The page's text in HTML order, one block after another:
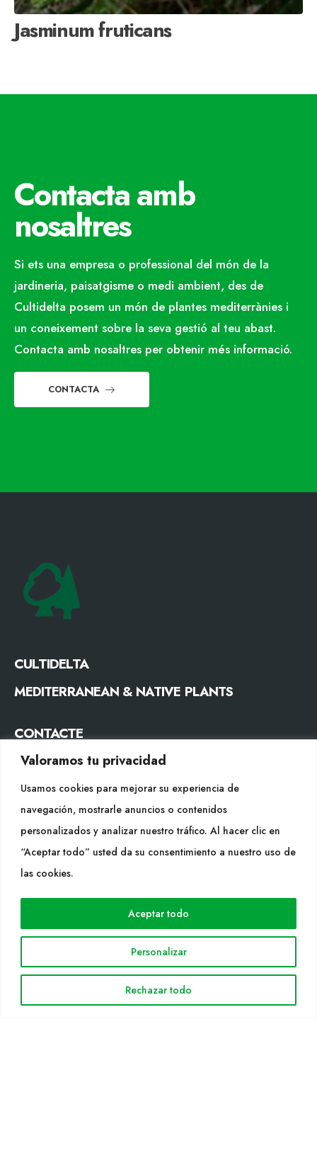
Valoramos tu privacidad
Usamos cookies para mejorar su experiencia de
navegación, mostrarle anuncios o contenidos
personalizados y analizar nuestro tráfico. Al hacer clic en
“Aceptar todo” usted da su consentimiento a nuestro uso de
las cookies.
Personalizar
Rechazar todo
Aceptar todo
Jasminum fruticans
Contacta amb
nosaltres
Si ets una empresa o professional del món de la
jardineria, paisatgisme o medi ambient, des de
Cultidelta posem un món de plantes mediterrànies i
un coneixement sobre la seva gestió al teu abast.
Contacta amb nosaltres per obtenir més informació.
CONTACTA
CULTIDELTA
MEDITERRANEAN & NATIVE PLANTS
CONTACTE
Tel. +34 977053013
SEGUEIX-NOS
WEB
Árees de treball
Solicitud Catàleg